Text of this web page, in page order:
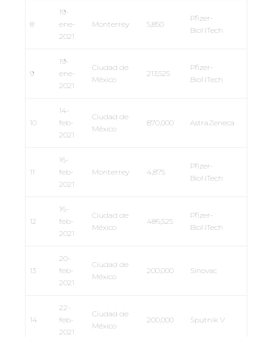
8
19-
ene-
2021
Monterrey 5,850
Pfizer-
BioNTech
9
19-
ene-
2021
Ciudad de
México
213,525
Pfizer-
BioNTech
10
14-
feb-
2021
Ciudad de
México
870,000 AstraZeneca
11
16-
feb-
2021
Monterrey 4,875
Pfizer-
BioNTech
12
16-
feb-
2021
Ciudad de
México
486,525
Pfizer-
BioNTech
13
20-
feb-
2021
Ciudad de
México
200,000 Sinovac
14
22-
feb-
2021
Ciudad de
México
200,000 Sputnik V